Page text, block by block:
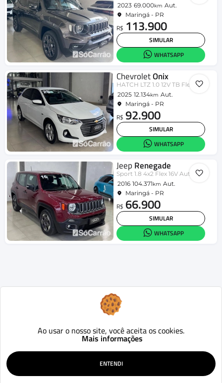
2023 69.000km Aut.
Maringá - PR
R$ 113.900
SIMULAR
WHATSAPP
ChevroletOnix
HATCH LTZ 1.0 12V TB Flex 5p Aut.
2025 12.134km Aut.
Maringá - PR
R$ 92.900
SIMULAR
WHATSAPP
Jeep Renegade
Sport 1.8 4x2 Flex 16V Aut.
2016 104.371km Aut.
Maringá - PR
R$ 66.900
SIMULAR
WHATSAPP
Ao usar o nosso site, você aceita os cookies.
Mais informações
ENTENDI